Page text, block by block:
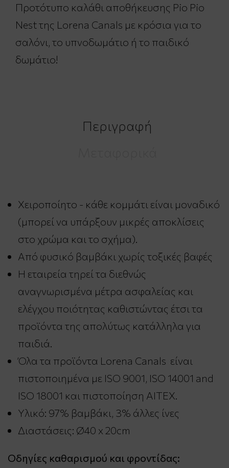
Προτότυπο καλάθι αποθήκευσης Pio Pio
Nest της Lorena Canals με κρόσια για το
σαλόνι, το υπνοδωμάτιο ή το παιδικό
δωμάτιο!
Περιγραφή
Χειροποίητο - κάθε κομμάτι είναι μοναδικό
(μπορεί να υπάρξουν μικρές αποκλίσεις
στο χρώμα και το σχήμα).
Από φυσικό βαμβάκι χωρίς τοξικές βαφές
Η εταιρεία τηρεί τα διεθνώς
αναγνωρισμένα μέτρα ασφαλείας και
ελέγχου ποιότητας καθιστώντας έτσι τα
προϊόντα της απολύτως κατάλληλα για
παιδιά.
Όλα τα προϊόντα Lorena Canals είναι
πιστοποιημένα με ISO 9001, ISO 14001 and
ISO 18001 και πιστοποίηση AITEX.
Υλικό: 97% βαμβάκι, 3% άλλες ίνες
Διαστάσεις: Ø40 x 20cm
Οδηγίες καθαρισμού και φροντίδας: